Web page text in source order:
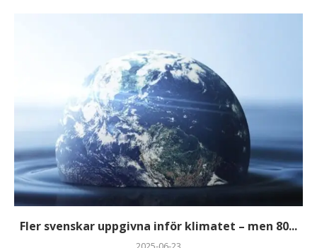
Fler svenskar uppgivna inför klimatet – men 80...